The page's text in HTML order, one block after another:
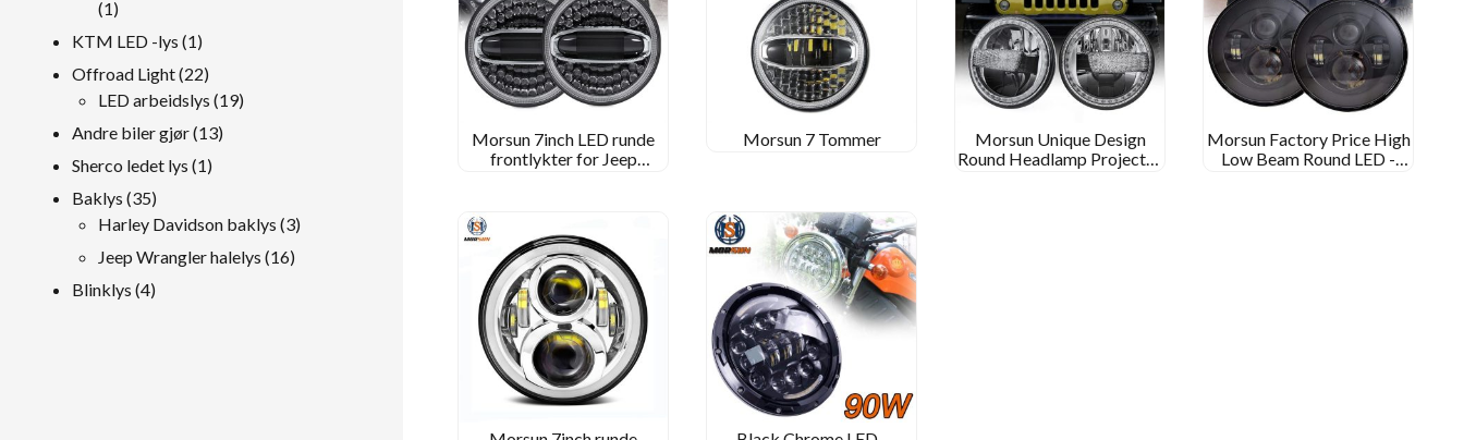
Morsun 7inch LED runde
frontlykter for Jeep
med Halo White Yellow
Morsun 7 Tommer
Morsun Unique Design
Round Headlamp Projector
Morsun Factory Price High
Low Beam Round LED -
11
produkt
KTM LED -lys 11
produkt
Offroad Light 2222
Produkter
LED arbeidslys 1919
Andre biler gjør 1313
Sherco ledet lys 11
Baklys 3535
Produkter
Harley Davidson baklys 33
Jeep Wrangler halelys 1616
Blinklys 44